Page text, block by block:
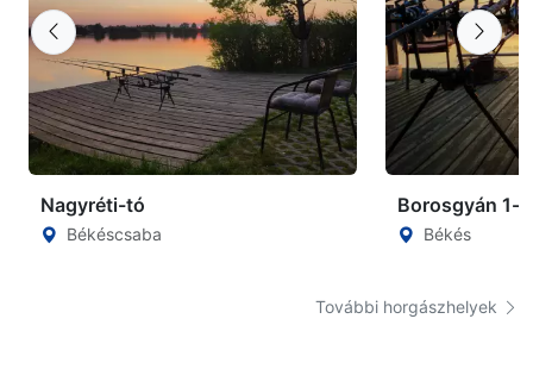
Nagyréti-tó
Békéscsaba
Borosgyán 1-
Békés
További horgászhelyek